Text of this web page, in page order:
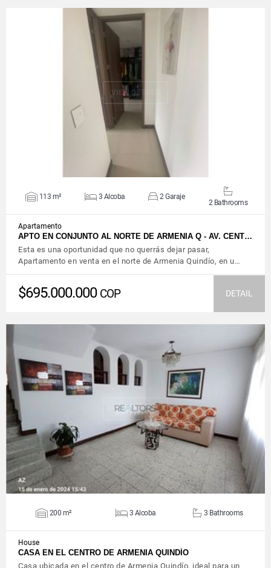
VIEW DETAILS
113 m² 3 Alcoba 2 Garaje
2 Bathrooms
Apartamento
APTO EN CONJUNTO AL NORTE DE ARMENIA Q - AV. CENT…
Esta es una oportunidad que no querrás dejar pasar,
Apartamento en venta en el norte de Armenia Quindío, en u…
$695.000.000 COP DETAIL
VIEW DETAILS
200 m² 3 Alcoba 3 Bathrooms
House
CASA EN EL CENTRO DE ARMENIA QUINDÍO
Casa ubicada en el centro de Armenia Quindío, ideal para un